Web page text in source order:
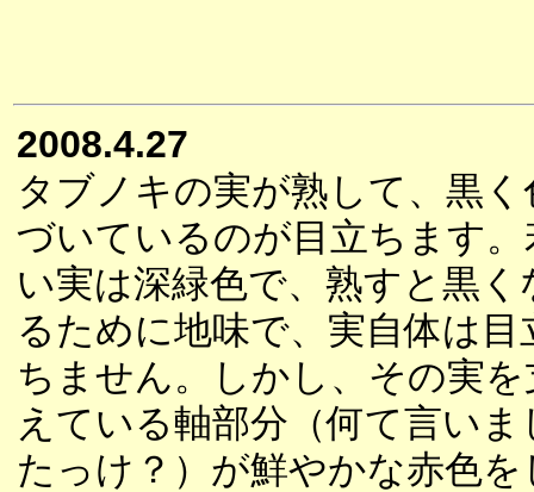
2008.4.27
タブノキの実が熟して、黒く
づいているのが目立ちます。
い実は深緑色で、熟すと黒く
るために地味で、実自体は目
ちません。しかし、その実を
えている軸部分（何て言いま
たっけ？）が鮮やかな赤色を